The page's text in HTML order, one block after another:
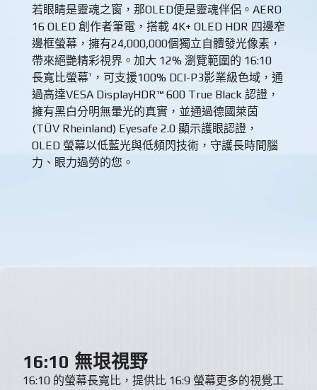
若眼睛是靈魂之窗，那OLED便是靈魂伴侶。AERO
16 OLED 創作者筆電，搭載 4K+ OLED HDR 四邊窄
邊框螢幕，擁有24,000,000個獨立自體發光像素，
帶來絕艷精彩視界。加大 12% 瀏覽範圍的 16:10
長寬比螢幕1
，可支援100% DCI-P3影業級色域，通
過高達VESA DisplayHDR™ 600 True Black 認證，
擁有黑白分明無暈光的真實，並通過德國萊茵
(TÜV Rheinland) Eyesafe 2.0 顯示護眼認證，
OLED 螢幕以低藍光與低頻閃技術，守護長時間腦
力、眼力過勞的您。
16:10 無垠視野
16:10 的螢幕長寬比，提供比 16:9 螢幕更多的視覺工